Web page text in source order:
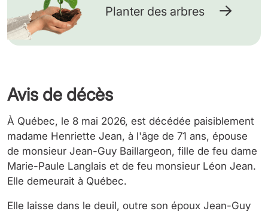
Planter des arbres
Avis de décès
À Québec, le 8 mai 2026, est décédée paisiblement
madame Henriette Jean, à l'âge de 71 ans, épouse
de monsieur Jean-Guy Baillargeon, fille de feu dame
Marie-Paule Langlais et de feu monsieur Léon Jean.
Elle demeurait à Québec.
Elle laisse dans le deuil, outre son époux Jean-Guy